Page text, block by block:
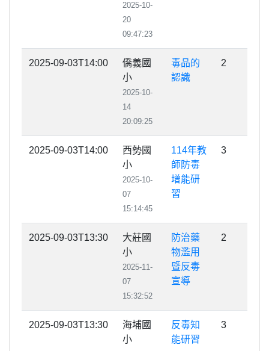
2025-10-
20
09:47:23
2025-09-03T14:00
僑義國
小
2025-10-
14
20:09:25
毒品的
認識
2
2025-09-03T14:00
西勢國
小
2025-10-
07
15:14:45
114年教
師防毒
增能研
習
3
2025-09-03T13:30
大莊國
小
2025-11-
07
15:32:52
防治藥
物濫用
暨反毒
宣導
2
2025-09-03T13:30
海埔國
小
反毒知
能研習
3